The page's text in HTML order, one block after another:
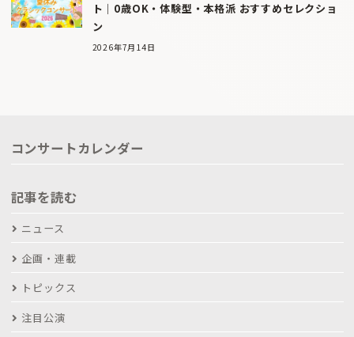
ト｜0歳OK・体験型・本格派 おすすめセレクショ
ン
2026年7月14日
コンサートカレンダー
記事を読む
ニュース
企画・連載
トピックス
注目公演